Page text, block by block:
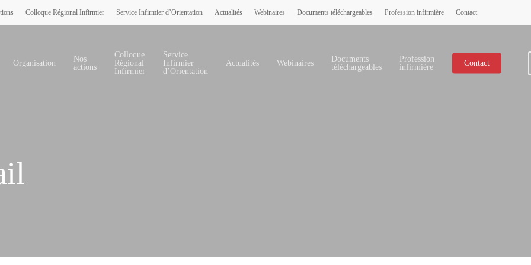
Colloque Régional Infirmier Service Infirmier d’Orientation Actualités Webinaires Documents téléchargeables Profession infirmière Contact
Organisation
Nos
actions
Colloque
Régional
Infirmier
Service
Infirmier
d’Orientation
Actualités Webinaires
Documents
téléchargeables
Profession
infirmière
Contact